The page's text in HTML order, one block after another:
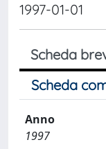
1997-01-01
Scheda
Scheda
Anno
1997